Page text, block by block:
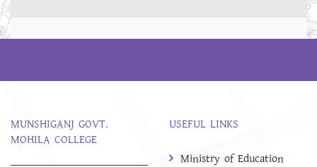
MUNSHIGANJ GOVT.
MOHILA COLLEGE
USEFUL LINKS
Ministry of Education